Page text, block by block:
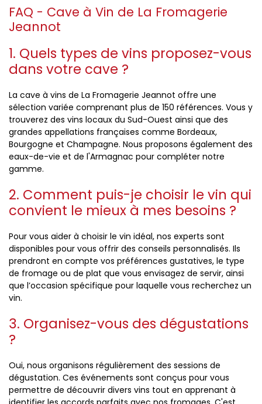
FAQ - Cave à Vin de La Fromagerie
Jeannot
1. Quels types de vins proposez-vous
dans votre cave ?
La cave à vins de La Fromagerie Jeannot offre une
sélection variée comprenant plus de 150 références. Vous y
trouverez des vins locaux du Sud-Ouest ainsi que des
grandes appellations françaises comme Bordeaux,
Bourgogne et Champagne. Nous proposons également des
eaux-de-vie et de l'Armagnac pour compléter notre
gamme.
2. Comment puis-je choisir le vin qui
convient le mieux à mes besoins ?
Pour vous aider à choisir le vin idéal, nos experts sont
disponibles pour vous offrir des conseils personnalisés. Ils
prendront en compte vos préférences gustatives, le type
de fromage ou de plat que vous envisagez de servir, ainsi
que l’occasion spécifique pour laquelle vous recherchez un
vin.
3. Organisez-vous des dégustations
?
Oui, nous organisons régulièrement des sessions de
dégustation. Ces événements sont conçus pour vous
permettre de découvrir divers vins tout en apprenant à